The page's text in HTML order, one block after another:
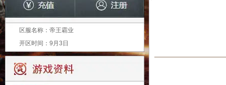
区服名称： 帝王霸业
开区时间： 9月3日